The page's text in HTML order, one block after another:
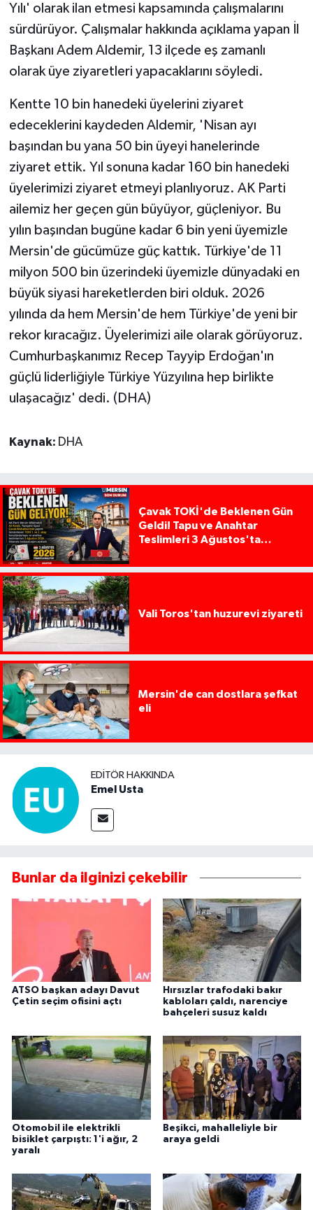
Yılı' olarak ilan etmesi kapsamında çalışmalarını
sürdürüyor. Çalışmalar hakkında açıklama yapan İl
Başkanı Adem Aldemir, 13 ilçede eş zamanlı
olarak üye ziyaretleri yapacaklarını söyledi.
Kentte 10 bin hanedeki üyelerini ziyaret
edeceklerini kaydeden Aldemir, 'Nisan ayı
başından bu yana 50 bin üyeyi hanelerinde
ziyaret ettik. Yıl sonuna kadar 160 bin hanedeki
üyelerimizi ziyaret etmeyi planlıyoruz. AK Parti
ailemiz her geçen gün büyüyor, güçleniyor. Bu
yılın başından bugüne kadar 6 bin yeni üyemizle
Mersin'de gücümüze güç kattık. Türkiye'de 11
milyon 500 bin üzerindeki üyemizle dünyadaki en
büyük siyasi hareketlerden biri olduk. 2026
yılında da hem Mersin'de hem Türkiye'de yeni bir
rekor kıracağız. Üyelerimizi aile olarak görüyoruz.
Cumhurbaşkanımız Recep Tayyip Erdoğan'ın
güçlü liderliğiyle Türkiye Yüzyılına hep birlikte
ulaşacağız' dedi. (DHA)
Kaynak: DHA
Çavak TOKİ'de Beklenen Gün
Geldi! Tapu ve Anahtar
Teslimleri 3 Ağustos'ta
Vali Toros'tan huzurevi ziyareti
Mersin'de can dostlara şefkat
eli
EDITÖR HAKKINDA
Emel Usta
Bunlar da ilginizi çekebilir
ATSO başkan adayı Davut
Çetin seçim ofisini açtı
Hırsızlar trafodaki bakır
kabloları çaldı, narenciye
bahçeleri susuz kaldı
Otomobil ile elektrikli
bisiklet çarpıştı: 1'i ağır, 2
yaralı
Beşikci, mahalleliyle bir
araya geldi